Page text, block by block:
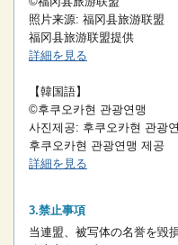
照片来源: 福冈县旅游联盟
福冈县旅游联盟提供
詳細を見る
【韓国語】
©후쿠오카현 관광연맹
사진제공: 후쿠오카현 관광
후쿠오카현 관광연맹 제공
詳細を見る
禁止事項
当連盟、被写体の名誉を毀